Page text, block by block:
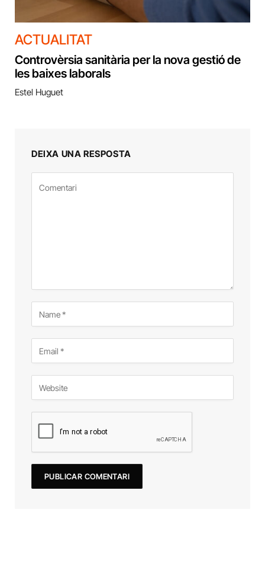
ACTUALITAT
Controvèrsia sanitària per la nova gestió de
les baixes laborals
Estel Huguet
DEIXA UNA RESPOSTA